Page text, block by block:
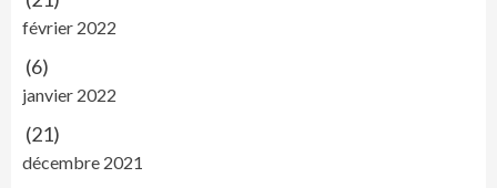
février 2022
(6)
janvier 2022
(21)
décembre 2021